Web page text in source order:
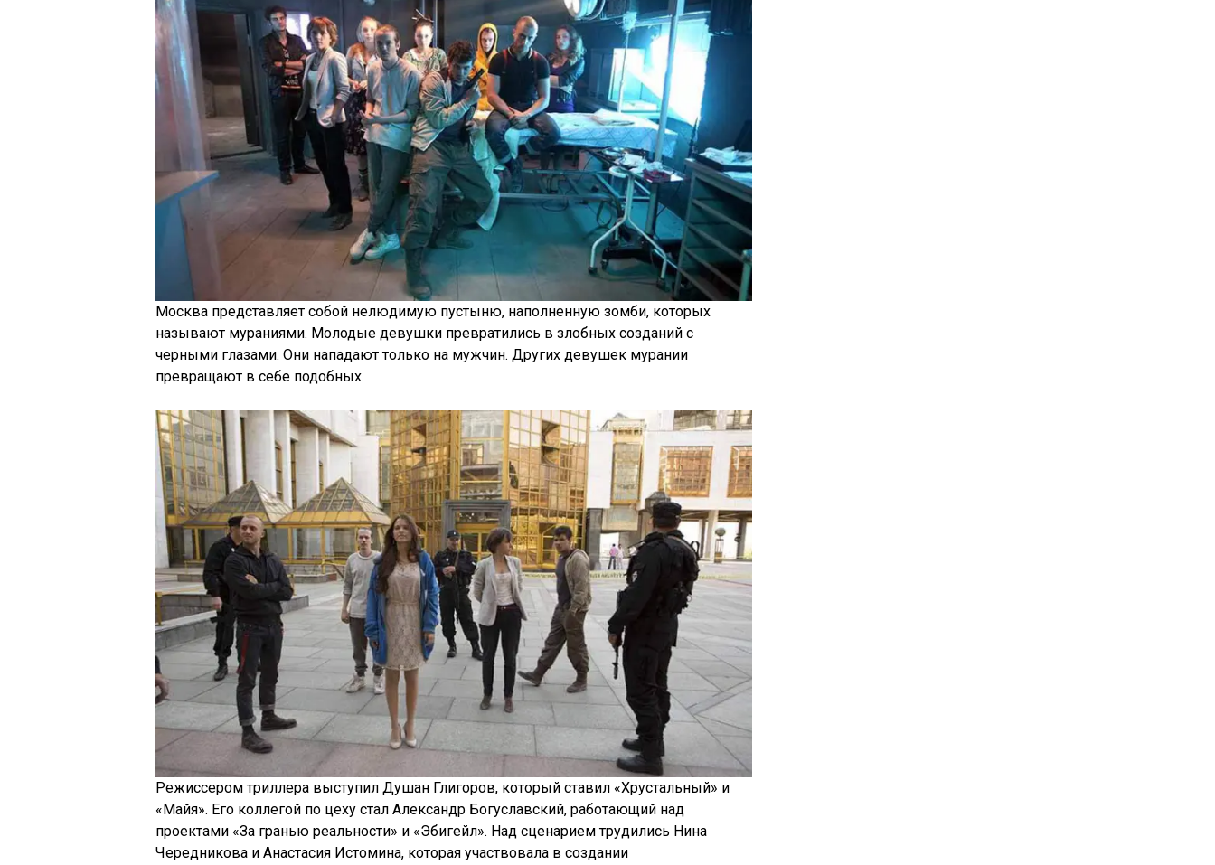
Москва представляет собой нелюдимую пустыню, наполненную зомби, которых
называют мураниями. Молодые девушки превратились в злобных созданий с
черными глазами. Они нападают только на мужчин. Других девушек мурании
превращают в себе подобных.
Режиссером триллера выступил Душан Глигоров, который ставил «Хрустальный» и
«Майя». Его коллегой по цеху стал Александр Богуславский, работающий над
проектами «За гранью реальности» и «Эбигейл». Над сценарием трудились Нина
Чередникова и Анастасия Истомина, которая участвовала в создании